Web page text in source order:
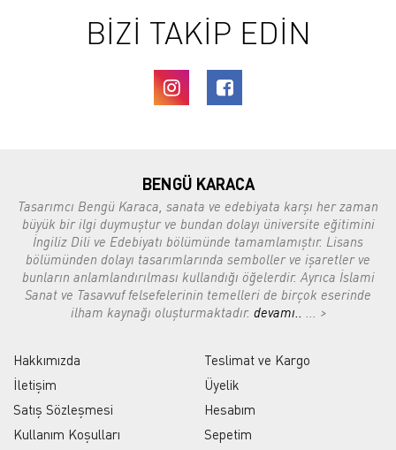
BİZİ TAKİP EDİN
BENGÜ KARACA
Tasarımcı Bengü Karaca, sanata ve edebiyata karşı her zaman
büyük bir ilgi duymuştur ve bundan dolayı üniversite eğitimini
İngiliz Dili ve Edebiyatı bölümünde tamamlamıştır. Lisans
bölümünden dolayı tasarımlarında semboller ve işaretler ve
bunların anlamlandırılması kullandığı öğelerdir. Ayrıca İslami
Sanat ve Tasavvuf felsefelerinin temelleri de birçok eserinde
ilham kaynağı oluşturmaktadır. devamı.. ... >
Hakkımızda
İletişim
Satış Sözleşmesi
Kullanım Koşulları
Teslimat ve Kargo
Üyelik
Hesabım
Sepetim